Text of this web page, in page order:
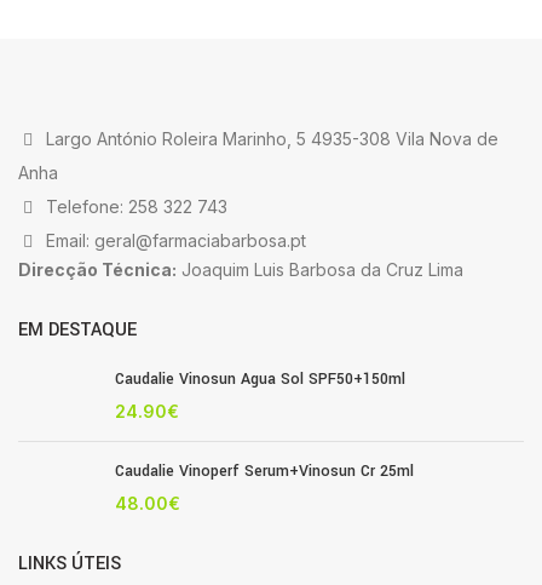
Largo António Roleira Marinho, 5 4935-308 Vila Nova de
Anha
Telefone: 258 322 743
Email: geral@farmaciabarbosa.pt
Direcção Técnica: Joaquim Luis Barbosa da Cruz Lima
EM DESTAQUE
Caudalie Vinosun Agua Sol SPF50+150ml
24.90€
Caudalie Vinoperf Serum+Vinosun Cr 25ml
48.00€
LINKS ÚTEIS